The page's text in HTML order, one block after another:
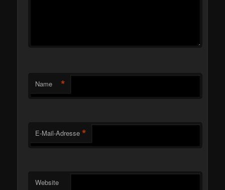
Name *
E-Mail-Adresse *
Website